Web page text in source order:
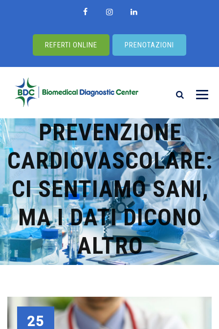
REFERTI ONLINE PRENOTAZIONI
PREVENZIONE
CARDIOVASCOLARE:
CI SENTIAMO SANI,
MA I DATI DICONO
ALTRO
25